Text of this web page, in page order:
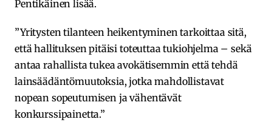
Pentikäinen lisää.
”Yritysten tilanteen heikentyminen tarkoittaa sitä,
että hallituksen pitäisi toteuttaa tukiohjelma – sekä
antaa rahallista tukea avokätisemmin että tehdä
lainsäädäntömuutoksia, jotka mahdollistavat
nopean sopeutumisen ja vähentävät
konkurssipainetta.”